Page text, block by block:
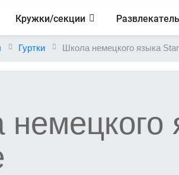
Кружки/секции
Гуртки Школа немецкого языка